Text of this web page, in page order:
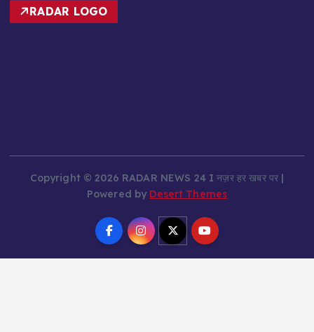
RADAR LOGO
Copyright © 2026 RADAR NEWS 24 I नज़र हर खबर पर |
Powered by Desert Themes